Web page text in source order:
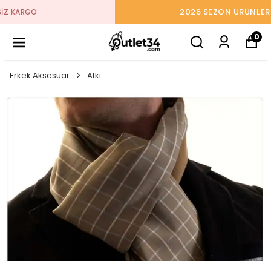
2026 SEZON ÜRÜNLER STOKLARDA
0
Erkek Aksesuar Atkı